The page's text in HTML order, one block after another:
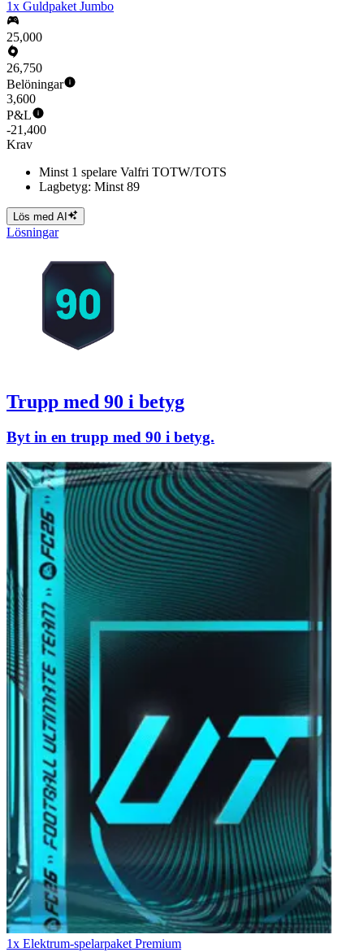
1x Guldpaket Jumbo
25,000
26,750
Belöningar
3,600
P&L
-21,400
Krav
Minst 1 spelare Valfri TOTW/TOTS
Lagbetyg: Minst 89
Lös med AI
Lösningar
Trupp med 90 i betyg
Byt in en trupp med 90 i betyg.
1x Elektrum-spelarpaket Premium